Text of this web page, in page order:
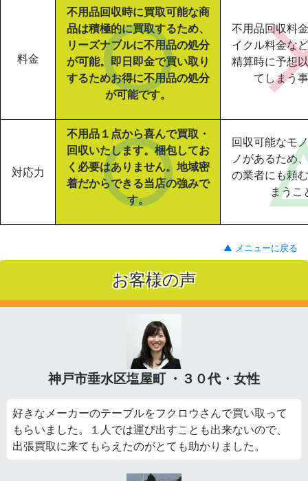
料金
不用品回収時に買取可能な商
品は積極的に買取するため、
リーズナブルに不用品の処分
が可能。即日即金で買い取り
するためお得に不用品の処分
が可能です。
不用品回収料
イクル料金な
精算時に予想
てしまう
対応力
不用品１点から喜んで買取・
回収いたします。梱包してお
く必要はありません。地域密
着だからできる当店の強みで
す。
回収可能なモ
ノがあるため
の業者にも頼
まうこ
▲ メニューに戻る
お客様の声
神戸市垂水区塩屋町 ・３０代・女性
好きなメーカーのテーブルをフクロウさんで買い取って
もらいました。１人では運び出すことも出来ないので、
出張買取に来てもらえたのがとても助かりました。